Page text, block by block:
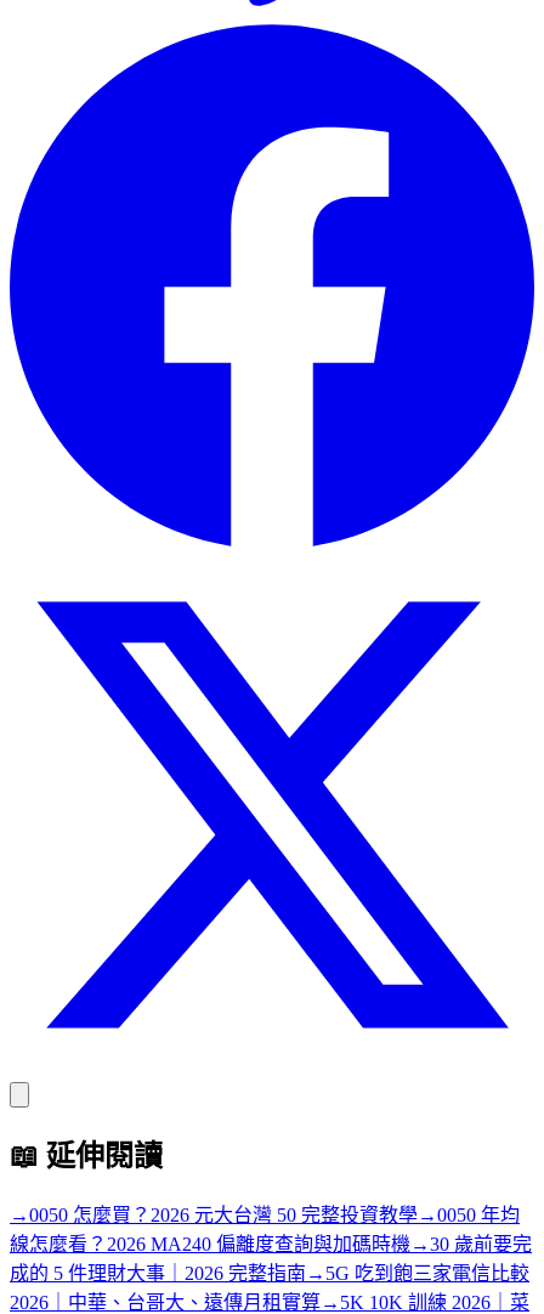
📖 延伸閱讀
→0050 怎麼買？2026 元大台灣 50 完整投資教學→0050 年均
線怎麼看？2026 MA240 偏離度查詢與加碼時機 →30 歲前要完
成的 5 件理財大事｜2026 完整指南 → 5G 吃到飽三家電信比較
2026｜中華、台哥大、遠傳月租實算→ 5K 10K 訓練 2026｜菜